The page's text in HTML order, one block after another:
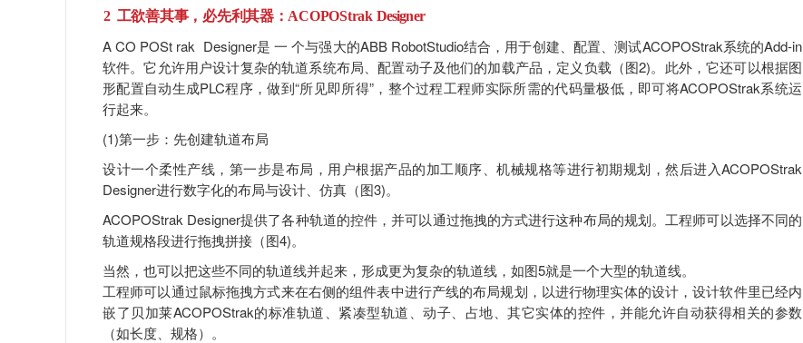
2 工欲善其事，必先利其器： ACOPOStrak Designer
A CO POSt rak Designer是 一 个与强大的ABB RobotStudio结合，用于创建、配置、测试ACOPOStrak系统的Add-in
软件。它允许用户设计复杂的轨道系统布局、配置动子及他们的加载产品，定义负载（图2)。此外，它还可以根据图
形配置自动生成PLC程序，做到“所见即所得”，整个过程工程师实际所需的代码量极低，即可将ACOPOStrak系统运
行起来。
(1)第一步：先创建轨道布局
设计一个柔性产线，第一步是布局，用户根据产品的加工顺序、机械规格等进行初期规划，然后进入ACOPOStrak
Designer进行数字化的布局与设计、仿真（图3)。
ACOPOStrak Designer提供了各种轨道的控件，并可以通过拖拽的方式进行这种布局的规划。工程师可以选择不同的
轨道规格段进行拖拽拼接（图4)。
当然，也可以把这些不同的轨道线并起来，形成更为复杂的轨道线，如图5就是一个大型的轨道线。
工程师可以通过鼠标拖拽方式来在右侧的组件表中进行产线的布局规划，以进行物理实体的设计，设计软件里已经内
嵌了贝加莱ACOPOStrak的标准轨道、紧凑型轨道、动子、占地、其它实体的控件，并能允许自动获得相关的参数
（如长度、规格）。